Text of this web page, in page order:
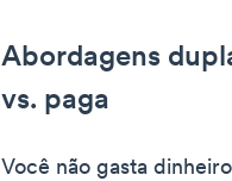
Abordagens
vs. paga
Você não gasta